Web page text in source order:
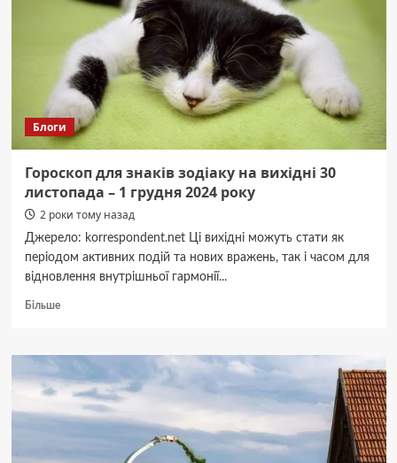
ЗСУ
Блоги
Гороскоп для знаків зодіаку на вихідні 30
листопада – 1 грудня 2024 року
2 роки тому назад
Джерело: korrespondent.net Ці вихідні можуть стати як
періодом активних подій та нових вражень, так і часом для
відновлення внутрішньої гармонії...
БільшеДокладніше
для
зодіаку
вихідні